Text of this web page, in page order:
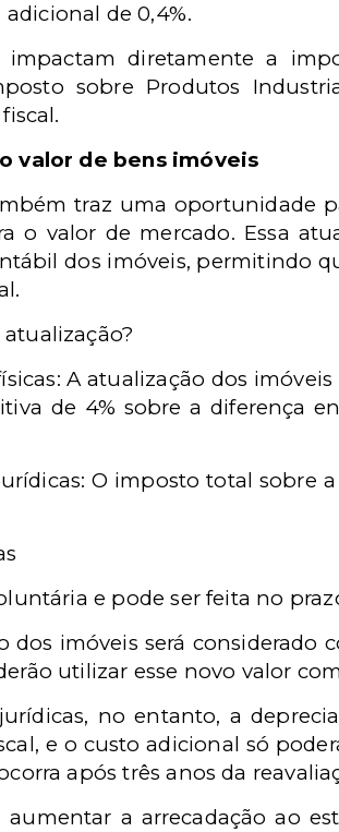
de 0,4%.
impactam diretamente a
sobre Produtos
valor de bens imóveis
traz uma oportunidade
o valor de mercado. Essa
dos imóveis, permitindo
A atualização dos
de 4% sobre a diferença
O imposto total sobre
e pode ser feita no
dos imóveis será considerado
utilizar esse novo valor
no entanto, a
e o custo adicional só
após três anos da
aumentar a arrecadação ao